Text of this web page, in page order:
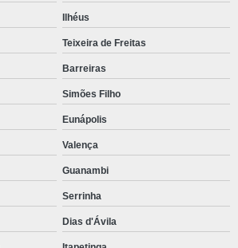
Ilhéus
Teixeira de Freitas
Barreiras
Simões Filho
Eunápolis
Valença
Guanambi
Serrinha
Dias d'Ávila